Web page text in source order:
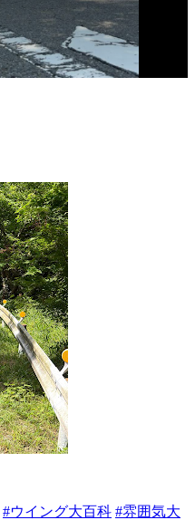
#ウイング大百科 #雰囲気大